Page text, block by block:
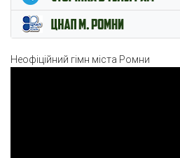
Неофіційний гімн міста Ромни